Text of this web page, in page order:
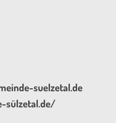
suelzetal.de
sülzetal.de/